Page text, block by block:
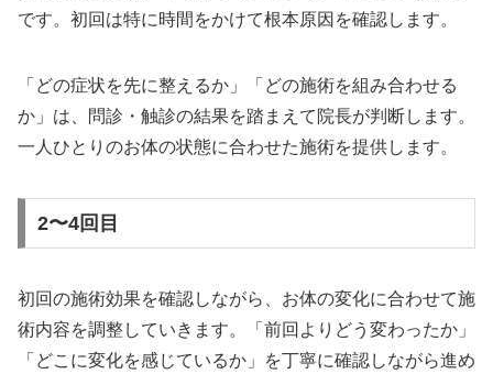
です。初回は特に時間をかけて根本原因を確認します。
「どの症状を先に整えるか」「どの施術を組み合わせる
か」は、問診・触診の結果を踏まえて院長が判断します。
一人ひとりのお体の状態に合わせた施術を提供します。
2〜4回目
初回の施術効果を確認しながら、お体の変化に合わせて施
術内容を調整していきます。「前回よりどう変わったか」
「どこに変化を感じているか」を丁寧に確認しながら進め